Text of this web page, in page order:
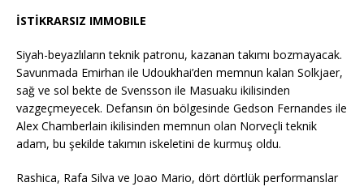
İSTİKRARSIZ IMMOBILE
Siyah-beyazlıların teknik patronu, kazanan takımı bozmayacak.
Savunmada Emirhan ile Udoukhai’den memnun kalan Solkjaer,
sağ ve sol bekte de Svensson ile Masuaku ikilisinden
vazgeçmeyecek. Defansın ön bölgesinde Gedson Fernandes ile
Alex Chamberlain ikilisinden memnun olan Norveçli teknik
adam, bu şekilde takımın iskeletini de kurmuş oldu.
Rashica, Rafa Silva ve Joao Mario, dört dörtlük performanslar